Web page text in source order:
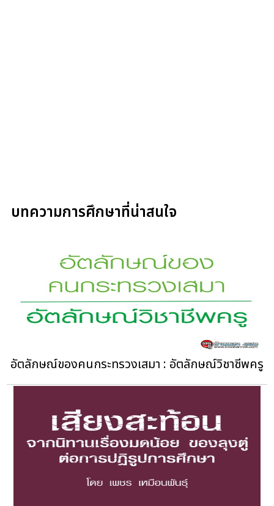
บทความการศึกษาที่น่าสนใจ
อัตลักษณ์ของคนกระทรวงเสมา : อัตลักษณ์วิชาชีพครู